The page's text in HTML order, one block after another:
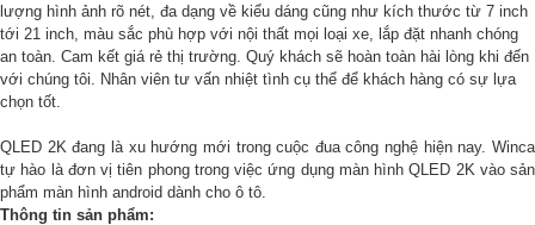
lượng hình ảnh rõ nét, đa dạng về kiểu dáng cũng như kích thước từ 7 inch
tới 21 inch, màu sắc phù hợp với nội thất mọi loại xe, lắp đặt nhanh chóng
an toàn. Cam kết giá rẻ thị trường. Quý khách sẽ hoàn toàn hài lòng khi đến
với chúng tôi. Nhân viên tư vấn nhiệt tình cụ thể để khách hàng có sự lựa
chọn tốt.
QLED 2K đang là xu hướng mới trong cuộc đua công nghệ hiện nay. Winca
tự hào là đơn vị tiên phong trong việc ứng dụng màn hình QLED 2K vào sản
phẩm màn hình android dành cho ô tô.
Thông tin sản phẩm: